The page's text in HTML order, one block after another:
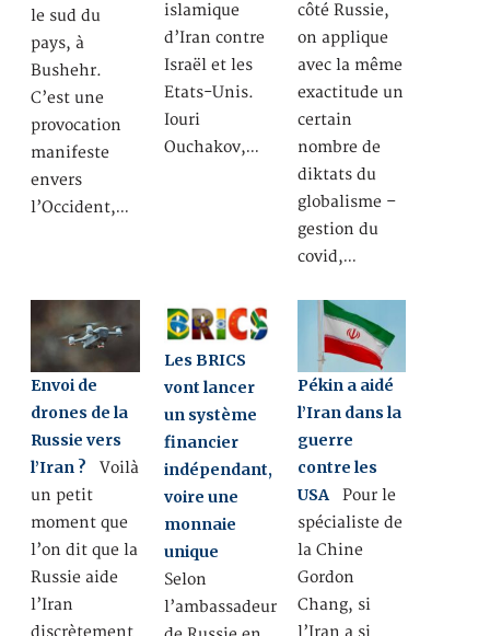
le sud du
pays, à
Bushehr.
C’est une
provocation
manifeste
envers
l’Occident,…
islamique
d’Iran contre
Israël et les
Etats-Unis.
Iouri
Ouchakov,…
côté Russie,
on applique
avec la même
exactitude un
certain
nombre de
diktats du
globalisme –
gestion du
covid,…
Envoi de
drones de la
Russie vers
l’Iran ? Voilà
un petit
moment que
l’on dit que la
Russie aide
l’Iran
discrètement
Les BRICS
vont lancer
un système
financier
indépendant,
voire une
monnaie
unique
Selon
l’ambassadeur
Pékin a aidé
l’Iran dans la
guerre
contre les
USA Pour le
spécialiste de
la Chine
Gordon
Chang, si
l’Iran a si